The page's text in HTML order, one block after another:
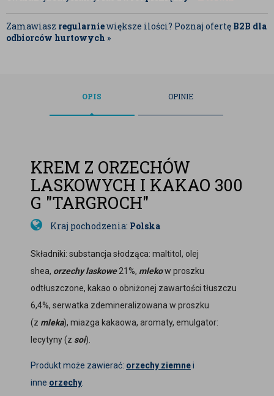
Zamawiasz regularniewiększe ilości? Poznaj ofertę B2B dla
odbiorców hurtowych »
OPIS OPINIE
KREM Z ORZECHÓW
LASKOWYCH I KAKAO 300
G "TARGROCH"
Kraj pochodzenia: Polska
Składniki: substancja słodząca: maltitol, olej
shea, orzechy laskowe 21%, mlekow proszku
odtłuszczone, kakao o obniżonej zawartości tłuszczu
6,4%, serwatka zdemineralizowana w proszku
(z mleka), miazga kakaowa, aromaty, emulgator:
lecytyny (z soi).
Produkt może zawierać: orzechy ziemnei
inne orzechy